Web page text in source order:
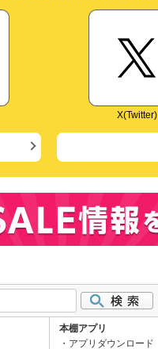
X(Twitter)
本棚アプリ
アプリダウンロード